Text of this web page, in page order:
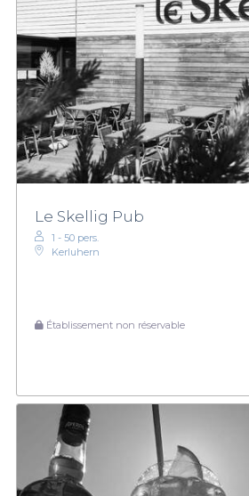
Le Skellig Pub
1 - 50 pers.
Kerluhern
Établissement non réservable